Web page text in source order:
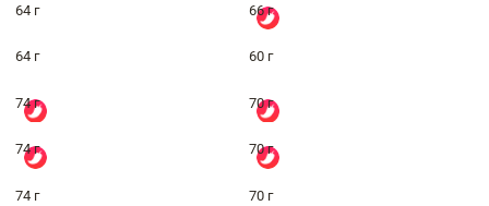
64 г 66 г
64 г 60 г
74 г 70 г
74 г 70 г
74 г 70 г